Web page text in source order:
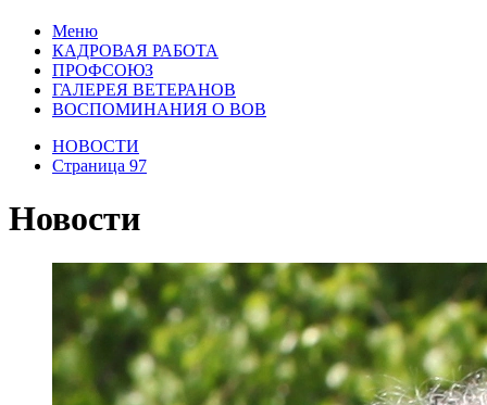
Меню
КАДРОВАЯ РАБОТА
ПРОФСОЮЗ
ГАЛЕРЕЯ ВЕТЕРАНОВ
ВОСПОМИНАНИЯ О ВОВ
НОВОСТИ
Страница 97
Новости